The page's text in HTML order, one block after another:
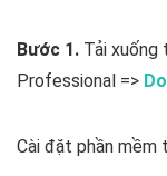
Bước 1. Tải xuống
Professional =>
Cài đặt phần mềm